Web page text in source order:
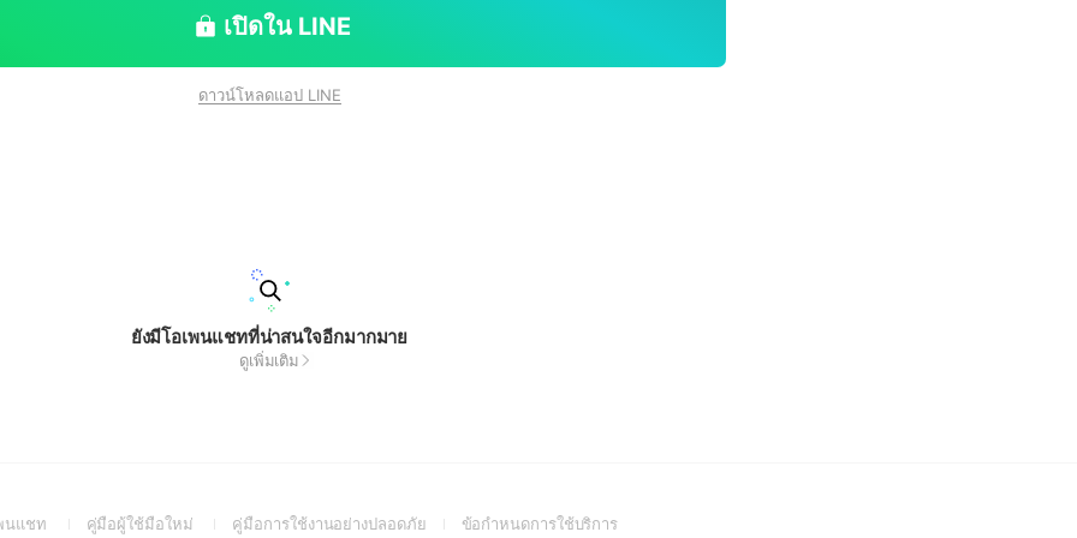
เปิดใน LINE
ดาวน์โหลดแอป LINE
ยังมีโอเพนแชทที่น่าสนใจอีกมากมาย
ดูเพิ่มเติม
นแชท
(Openคู่มือผู้ใช้มือใหม่
(Openคู่มือการใช้งานอย่างปลอดภัย(Openข้อกำหนดการใช้บริการ(Open